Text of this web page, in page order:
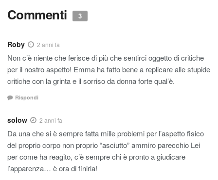
Commenti 3
Roby 2 anni fa
Non c’è niente che ferisce di più che sentirci oggetto di critiche
per il nostro aspetto! Emma ha fatto bene a replicare alle stupide
critiche con la grinta e il sorriso da donna forte qual’è.
Rispondi
solow 2 anni fa
Da una che si è sempre fatta mille problemi per l’aspetto fisico
del proprio corpo non proprio “asciutto” ammiro parecchio Lei
per come ha reagito, c’è sempre chi è pronto a giudicare
l’apparenza… è ora di finirla!